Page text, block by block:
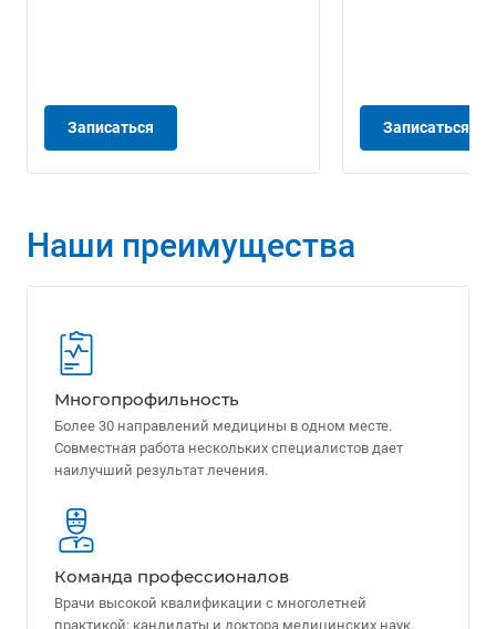
Записаться Записаться
Наши преимущества
Многопрофильность
Более 30 направлений медицины в одном месте.
Совместная работа нескольких специалистов дает
наилучший результат лечения.
Команда профессионалов
Врачи высокой квалификации с многолетней
практикой: кандидаты и доктора медицинских наук,